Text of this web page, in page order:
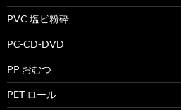
PVC 塩ビ粉砕
PC-CD-DVD
PP おむつ
PET ロール